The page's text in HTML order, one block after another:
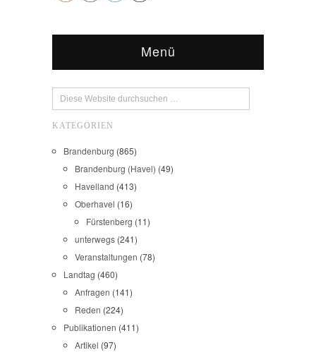
Menü
KATEGORIEN
Brandenburg (865)
Brandenburg (Havel) (49)
Havelland (413)
Oberhavel (16)
Fürstenberg (11)
unterwegs (241)
Veranstaltungen (78)
Landtag (460)
Anfragen (141)
Reden (224)
Publikationen (411)
Artikel (97)